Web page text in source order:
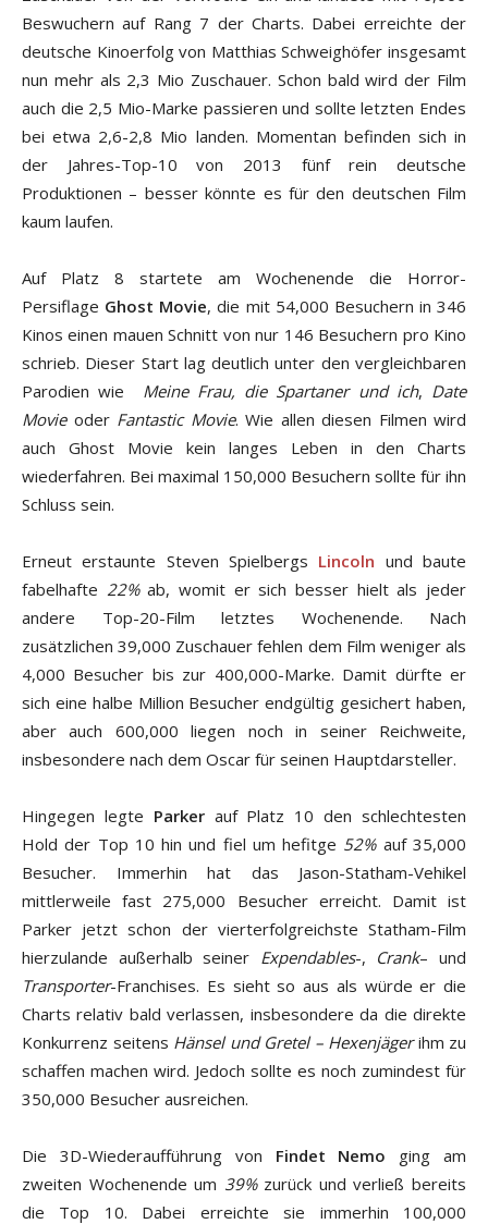
Beswuchern auf Rang 7 der Charts. Dabei erreichte der
deutsche Kinoerfolg von Matthias Schweighöfer insgesamt
nun mehr als 2,3 Mio Zuschauer. Schon bald wird der Film
auch die 2,5 Mio-Marke passieren und sollte letzten Endes
bei etwa 2,6-2,8 Mio landen. Momentan befinden sich in
der Jahres-Top-10 von 2013 fünf rein deutsche
Produktionen – besser könnte es für den deutschen Film
kaum laufen.
Auf Platz 8 startete am Wochenende die Horror-
Persiflage Ghost Movie, die mit 54,000 Besuchern in 346
Kinos einen mauen Schnitt von nur 146 Besuchern pro Kino
schrieb. Dieser Start lag deutlich unter den vergleichbaren
Parodien wie Meine Frau, die Spartaner und ich, Date
Movieoder Fantastic Movie. Wie allen diesen Filmen wird
auch Ghost Movie kein langes Leben in den Charts
wiederfahren. Bei maximal 150,000 Besuchern sollte für ihn
Schluss sein.
Erneut erstaunte Steven Spielbergs Lincoln und baute
fabelhafte 22%ab, womit er sich besser hielt als jeder
andere Top-20-Film letztes Wochenende. Nach
zusätzlichen 39,000 Zuschauer fehlen dem Film weniger als
4,000 Besucher bis zur 400,000-Marke. Damit dürfte er
sich eine halbe Million Besucher endgültig gesichert haben,
aber auch 600,000 liegen noch in seiner Reichweite,
insbesondere nach dem Oscar für seinen Hauptdarsteller.
Hingegen legte Parkerauf Platz 10 den schlechtesten
Hold der Top 10 hin und fiel um hefitge 52%auf 35,000
Besucher. Immerhin hat das Jason-Statham-Vehikel
mittlerweile fast 275,000 Besucher erreicht. Damit ist
Parker jetzt schon der vierterfolgreichste Statham-Film
hierzulande außerhalb seiner Expendables-, Crank– und
Transporter-Franchises. Es sieht so aus als würde er die
Charts relativ bald verlassen, insbesondere da die direkte
Konkurrenz seitens Hänsel und Gretel – Hexenjägerihm zu
schaffen machen wird. Jedoch sollte es noch zumindest für
350,000 Besucher ausreichen.
Die 3D-Wiederaufführung von Findet Nemo ging am
zweiten Wochenende um 39%zurück und verließ bereits
die Top 10. Dabei erreichte sie immerhin 100,000